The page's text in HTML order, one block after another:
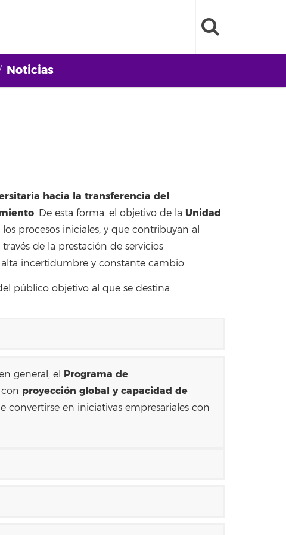
Noticias
hacia la transferencia del
. De esta forma, el objetivo de la Unidad
procesos iniciales, y que contribuyan al
de la prestación de servicios
incertidumbre y constante cambio.
público objetivo al que se destina.
general, el Programa de
proyección global y capacidad de
convertirse en iniciativas empresariales con